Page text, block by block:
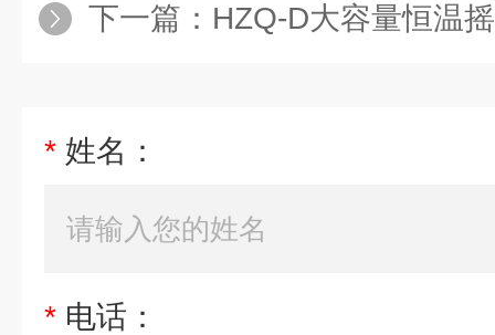
下一篇： HZQ-D大容量恒温
* 姓名：
* 电话：